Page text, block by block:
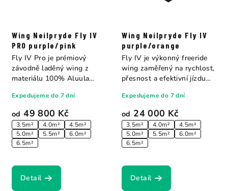
Wing Neilpryde Fly IV
PRO purple/pink
od 49 800 Kč
3.5m² 4.0m²
4.5m²
5.0m²
5.5m²
6.0m²
6.5m²
Expedujeme do 7 dní
Detail
Fly IV Pro je prémiový
závodně laděný wing z
materiálu 100% Aluula
Wing Neilpryde Fly IV
purple/orange
od 24 000 Kč
3.5m² 4.0m²
4.5m²
5.0m²
5.5m²
6.0m²
6.5m²
Expedujeme do 7 dní
Detail
Fly IV je výkonný freeride
wing zaměřený na rychlost,
přesnost a efektivní jízdu